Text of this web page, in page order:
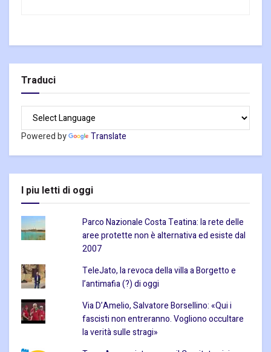
Traduci
Powered by Translate
I piu letti di oggi
Parco Nazionale Costa Teatina: la rete delle
aree protette non è alternativa ed esiste dal
2007
TeleJato, la revoca della villa a Borgetto e
l’antimafia (?) di oggi
Via D’Amelio, Salvatore Borsellino: «Qui i
fascisti non entreranno. Vogliono occultare
la verità sulle stragi»